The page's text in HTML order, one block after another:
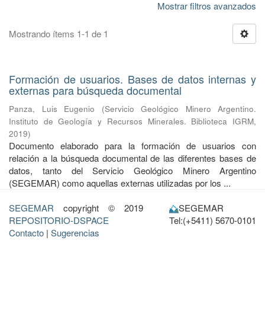
Mostrar filtros avanzados
Mostrando ítems 1-1 de 1
Formación de usuarios. Bases de datos internas y
externas para búsqueda documental
Panza, Luis Eugenio (Servicio Geológico Minero Argentino.
Instituto de Geología y Recursos Minerales. Biblioteca IGRM,
2019)
Documento elaborado para la formación de usuarios con
relación a la búsqueda documental de las diferentes bases de
datos, tanto del Servicio Geológico Minero Argentino
(SEGEMAR) como aquellas externas utilizadas por los ...
SEGEMAR copyright © 2019
REPOSITORIO-DSPACE
Contacto | Sugerencias
SEGEMAR
Tel:(+5411) 5670-0101